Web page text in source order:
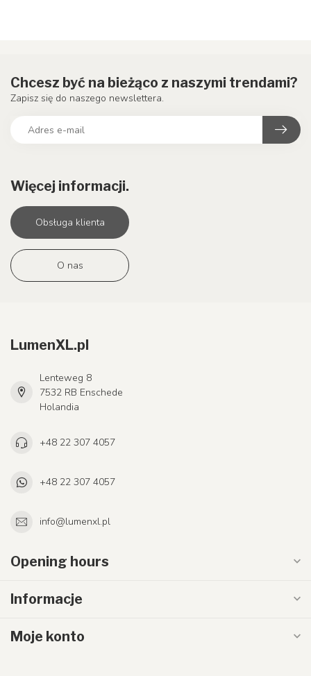
Więcej informacji.
Obsługa klienta
O nas
Chcesz być na bieżąco z naszymi trendami?
Zapisz się do naszego newslettera.
LumenXL.pl
Lenteweg 8
7532 RB Enschede
Holandia
+48 22 307 4057
+48 22 307 4057
info@lumenxl.pl
Opening hours
Informacje
Moje konto